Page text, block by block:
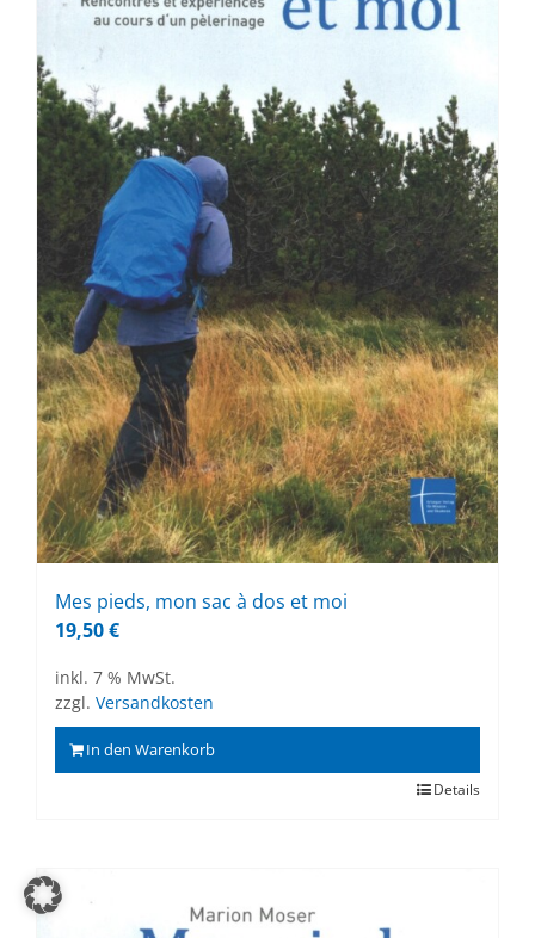
Mes pieds, mon sac à dos et moi
19,50€
inkl. 7 % MwSt.
zzgl. Versandkosten
In den Warenkorb
Details